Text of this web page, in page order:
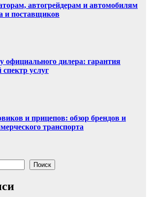
автогрейдерам и автомобилям
и поставщиков
официального дилера: гарантия
услуг
и прицепов: обзор брендов и
транспорта
Поиск